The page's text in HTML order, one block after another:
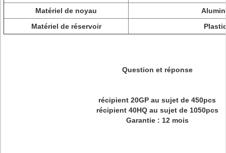
Matériel de noyau
Matériel de réservoir
Question et réponse
récipient 20GP au sujet de 450pcs
récipient 40HQ au sujet de 1050pcs
Garantie : 12 mois